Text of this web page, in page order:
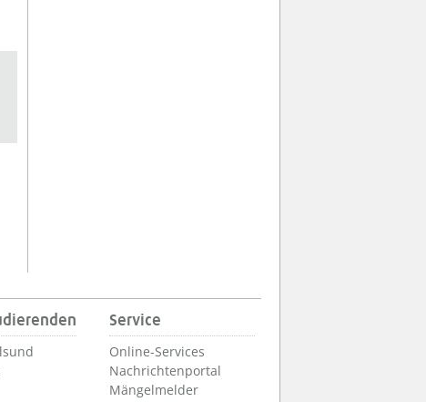
Service
Online-Services
Nachrichtenportal
Mängelmelder